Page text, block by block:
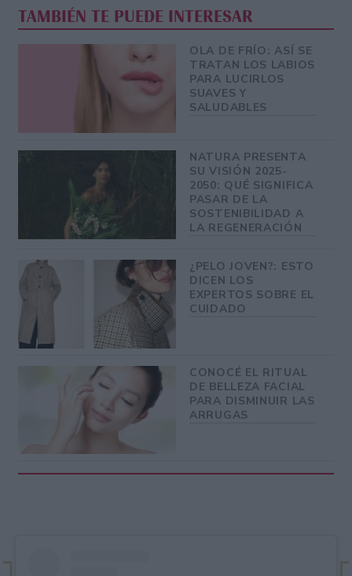
TAMBIÉN TE PUEDE INTERESAR
OLA DE FRÍO: ASÍ SE
TRATAN LOS LABIOS
PARA LUCIRLOS
SUAVES Y
SALUDABLES
NATURA PRESENTA
SU VISIÓN 2025-
2050: QUÉ SIGNIFICA
PASAR DE LA
SOSTENIBILIDAD A
LA REGENERACIÓN
¿PELO JOVEN?: ESTO
DICEN LOS
EXPERTOS SOBRE EL
CUIDADO
CONOCÉ EL RITUAL
DE BELLEZA FACIAL
PARA DISMINUIR LAS
ARRUGAS